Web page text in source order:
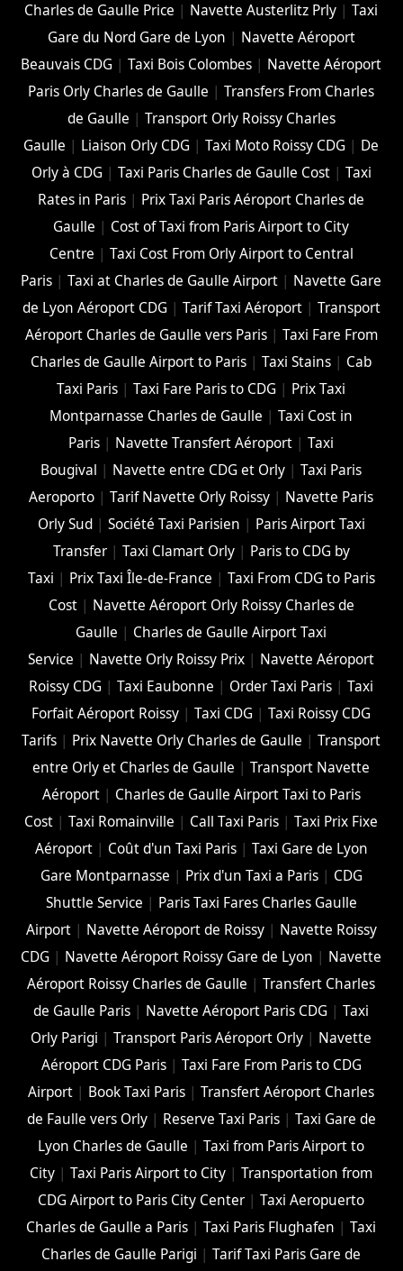
Charles de Gaulle Price | Navette Austerlitz Prly |Taxi
Gare du Nord Gare de Lyon | Navette Aéroport
Beauvais CDG |Taxi Bois Colombes | Navette Aéroport
Paris Orly Charles de Gaulle |Transfers From Charles
de Gaulle | Transport Orly Roissy Charles
Gaulle | Liaison Orly CDG |Taxi Moto Roissy CDG | De
Orly à CDG | Taxi Paris Charles de Gaulle Cost| Taxi
Rates in Paris | Prix Taxi Paris Aéroport Charles de
Gaulle | Cost of Taxi from Paris Airport to City
Centre | Taxi Cost From Orly Airport to Central
Paris |Taxi at Charles de Gaulle Airport | Navette Gare
de Lyon Aéroport CDG | Tarif Taxi Aéroport| Transport
Aéroport Charles de Gaulle vers Paris| Taxi Fare From
Charles de Gaulle Airport to Paris |Taxi Stains | Cab
Taxi Paris |Taxi Fare Paris to CDG | Prix Taxi
Montparnasse Charles de Gaulle |Taxi Cost in
Paris | Navette Transfert Aéroport |Taxi
Bougival | Navette entre CDG et Orly |Taxi Paris
Aeroporto |Tarif Navette Orly Roissy | Navette Paris
Orly Sud| Société Taxi Parisien | Paris Airport Taxi
Transfer| Taxi Clamart Orly| Paris to CDG by
Taxi | Prix Taxi Île-de-France | Taxi From CDG to Paris
Cost| Navette Aéroport Orly Roissy Charles de
Gaulle | Charles de Gaulle Airport Taxi
Service | Navette Orly Roissy Prix | Navette Aéroport
Roissy CDG |Taxi Eaubonne | Order Taxi Paris |Taxi
Forfait Aéroport Roissy |Taxi CDG |Taxi Roissy CDG
Tarifs | Prix Navette Orly Charles de Gaulle |Transport
entre Orly et Charles de Gaulle |Transport Navette
Aéroport| Charles de Gaulle Airport Taxi to Paris
Cost |Taxi Romainville | Call Taxi Paris |Taxi Prix Fixe
Aéroport| Coût d'un Taxi Paris| Taxi Gare de Lyon
Gare Montparnasse | Prix d'un Taxi a Paris| CDG
Shuttle Service | Paris Taxi Fares Charles Gaulle
Airport| Navette Aéroport de Roissy| Navette Roissy
CDG | Navette Aéroport Roissy Gare de Lyon | Navette
Aéroport Roissy Charles de Gaulle |Transfert Charles
de Gaulle Paris | Navette Aéroport Paris CDG |Taxi
Orly Parigi |Transport Paris Aéroport Orly | Navette
Aéroport CDG Paris| Taxi Fare From Paris to CDG
Airport | Book Taxi Paris |Transfert Aéroport Charles
de Faulle vers Orly| Reserve Taxi Paris| Taxi Gare de
Lyon Charles de Gaulle |Taxi from Paris Airport to
City |Taxi Paris Airport to City |Transportation from
CDG Airport to Paris City Center |Taxi Aeropuerto
Charles de Gaulle a Paris |Taxi Paris Flughafen |Taxi
Charles de Gaulle Parigi |Tarif Taxi Paris Gare de